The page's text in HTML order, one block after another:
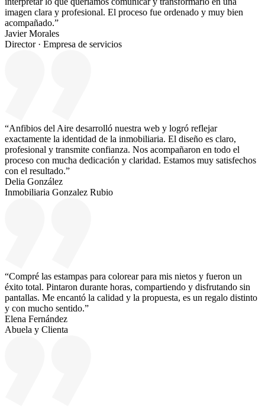
imagen clara y profesional. El proceso fue ordenado y muy bien
acompañado.”
Javier Morales
Director · Empresa de servicios
“Anfibios del Aire desarrolló nuestra web y logró reflejar
exactamente la identidad de la inmobiliaria. El diseño es claro,
profesional y transmite confianza. Nos acompañaron en todo el
proceso con mucha dedicación y claridad. Estamos muy satisfechos
con el resultado.”
Delia González
Inmobiliaria Gonzalez Rubio
“Compré las estampas para colorear para mis nietos y fueron un
éxito total. Pintaron durante horas, compartiendo y disfrutando sin
pantallas. Me encantó la calidad y la propuesta, es un regalo distinto
y con mucho sentido.”
Elena Fernández
Abuela y Clienta